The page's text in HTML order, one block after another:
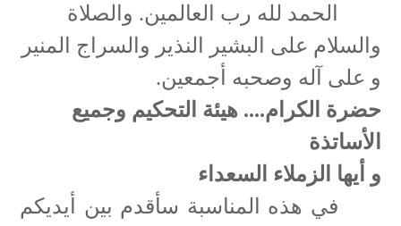
الحمد لله رب العالمين. والصلاة
والسلام على البشير النذير والسراج المنير
و على آله وصحبه أجمعين.
حضرة الكرام.... هيئة التحكيم وجميع
الأساتذة
و أيها الزملاء السعداء
في هذه المناسبة سأقدم بين أيديكم